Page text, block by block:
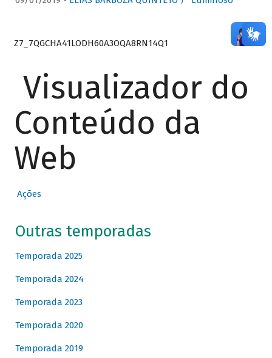
Z7_7QGCHA41LODH60A3OQA8RN14Q1
Visualizador do
Conteúdo da
Web
Ações
Outras temporadas
Temporada 2025
Temporada 2024
Temporada 2023
Temporada 2020
Temporada 2019